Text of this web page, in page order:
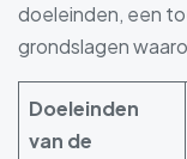
doeleinden, een
grondslagen
Doeleinden
van de